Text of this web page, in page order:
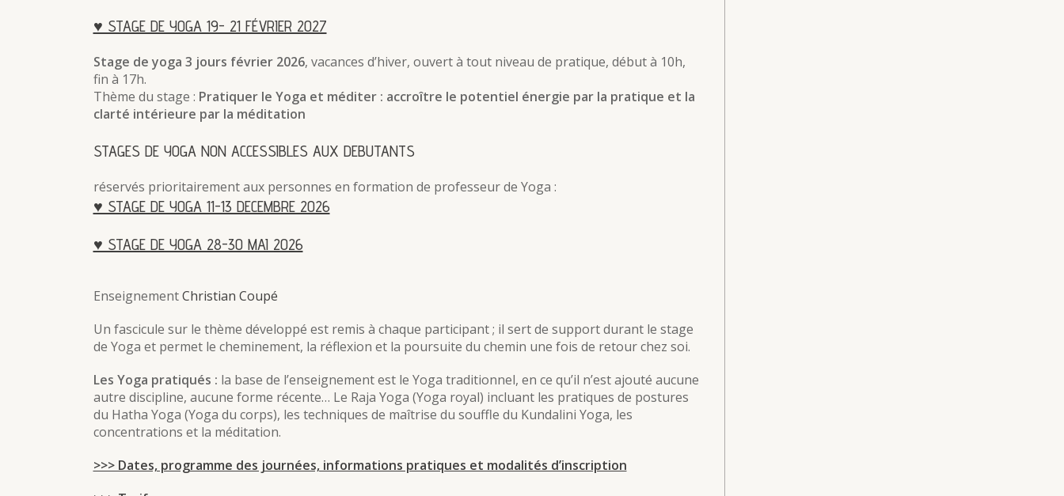
♥ STAGE DE YOGA 19- 21 FÉVRIER 2027
Stage de yoga 3 jours février 2026, vacances d’hiver, ouvert à tout niveau de pratique, début à 10h,
fin à 17h.
Thème du stage : Pratiquer le Yoga et méditer : accroître le potentiel énergie par la pratique et la
clarté intérieure par la méditation
STAGES DE YOGA NON ACCESSIBLES AUX DEBUTANTS
réservés prioritairement aux personnes en formation de professeur de Yoga :
♥ STAGE DE YOGA 11-13 DECEMBRE 2026
♥ STAGE DE YOGA 28-30 MAI 2026
EnseignementChristian Coupé
Un fascicule sur le thème développé est remis à chaque participant ; il sert de support durant le stage
de Yoga et permet le cheminement, la réflexion et la poursuite du chemin une fois de retour chez soi.
Les Yoga pratiqués : la base de l’enseignement est le Yoga traditionnel, en ce qu’il n’est ajouté aucune
autre discipline, aucune forme récente… Le Raja Yoga (Yoga royal) incluant les pratiques de postures
du Hatha Yoga (Yoga du corps), les techniques de maîtrise du souffle du Kundalini Yoga, les
concentrations et la méditation.
>>> Dates, programme des journées, informations pratiques et modalités d’inscription